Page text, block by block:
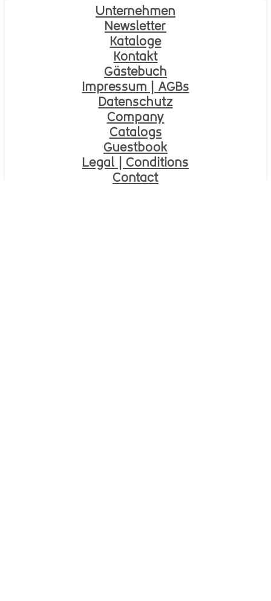
Unternehmen
Newsletter
Kataloge
Kontakt
Gästebuch
Impressum | AGBs
Datenschutz
Company
Catalogs
Guestbook
Legal | Conditions
Contact